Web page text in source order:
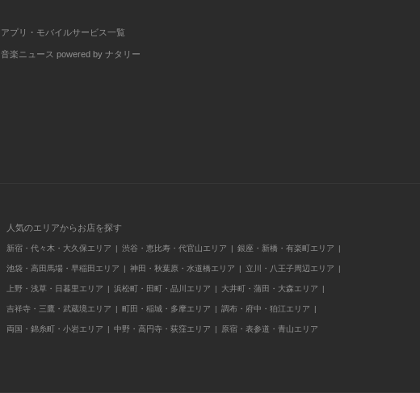
アプリ・モバイルサービス一覧
音楽ニュース powered by ナタリー
人気のエリアからお店を探す
新宿・代々木・大久保エリア 渋谷・恵比寿・代官山エリア 銀座・新橋・有楽町エリア
池袋・高田馬場・早稲田エリア 神田・秋葉原・水道橋エリア 立川・八王子周辺エリア
上野・浅草・日暮里エリア 浜松町・田町・品川エリア 大井町・蒲田・大森エリア
吉祥寺・三鷹・武蔵境エリア 町田・稲城・多摩エリア 調布・府中・狛江エリア
両国・錦糸町・小岩エリア 中野・高円寺・荻窪エリア 原宿・表参道・青山エリア